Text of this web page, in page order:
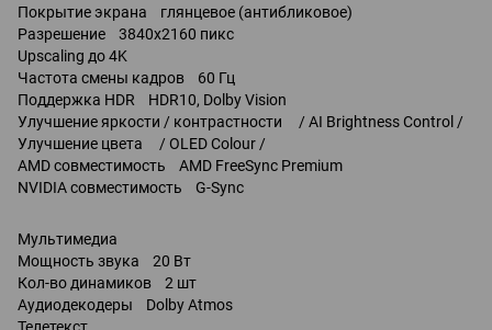
Покрытие экрана глянцевое (антибликовое)
Разрешение 3840x2160 пикс
Upscaling до 4K
Частота смены кадров 60 Гц
Поддержка HDR HDR10, Dolby Vision
Улучшение яркости / контрастности / AI Brightness Control /
Улучшение цвета / OLED Colour /
AMD совместимость AMD FreeSync Premium
NVIDIA совместимость G-Sync
Мультимедиа
Мощность звука 20 Вт
Кол-во динамиков 2 шт
Аудиодекодеры Dolby Atmos
Телетекст